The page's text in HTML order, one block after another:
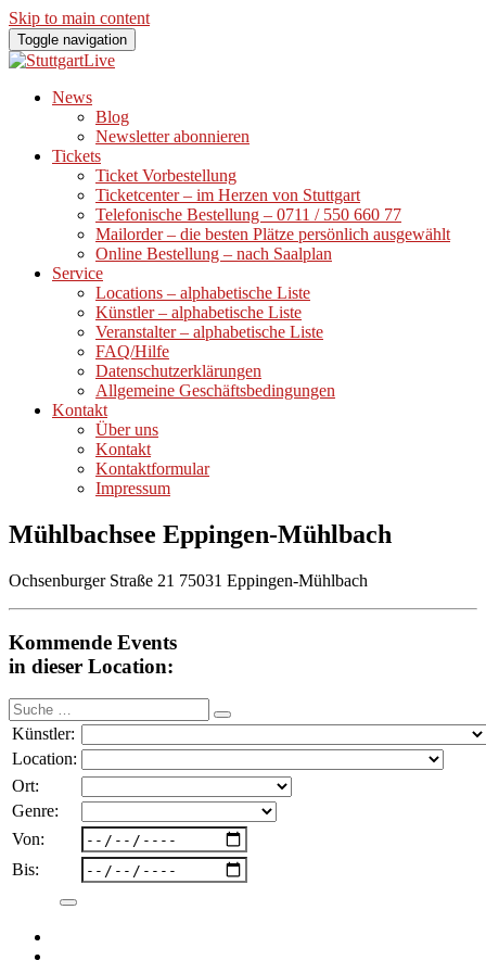
Skip to main content
Toggle navigation
News
Blog
Newsletter abonnieren
Tickets
Ticket Vorbestellung
Ticketcenter – im Herzen von Stuttgart
Telefonische Bestellung – 0711 / 550 660 77
Mailorder – die besten Plätze persönlich ausgewählt
Online Bestellung – nach Saalplan
Service
Locations – alphabetische Liste
Künstler – alphabetische Liste
Veranstalter – alphabetische Liste
FAQ/Hilfe
Datenschutzerklärungen
Allgemeine Geschäftsbedingungen
Kontakt
Über uns
Kontakt
Kontaktformular
Impressum
Mühlbachsee Eppingen-Mühlbach
Ochsenburger Straße 21 75031 Eppingen-Mühlbach
Kommende Events
in dieser Location:
Suche
nach:
Künstler:
Location:
Ort:
Genre:
Von:
Bis: